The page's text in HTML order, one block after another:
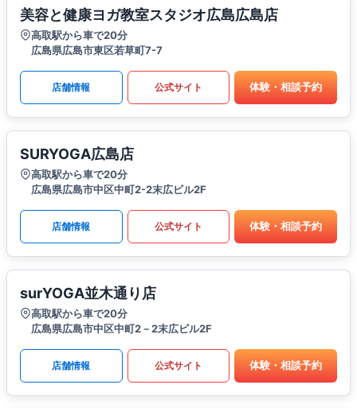
美容と健康ヨガ教室スタジオ広島広島店
高取駅から車で20分
広島県広島市東区若草町7-7
店舗情報 公式サイト 体験・相談予約
SURYOGA広島店
高取駅から車で20分
広島県広島市中区中町2-2末広ビル2F
店舗情報 公式サイト 体験・相談予約
surYOGA並木通り店
高取駅から車で20分
広島県広島市中区中町2－2末広ビル2F
店舗情報 公式サイト 体験・相談予約